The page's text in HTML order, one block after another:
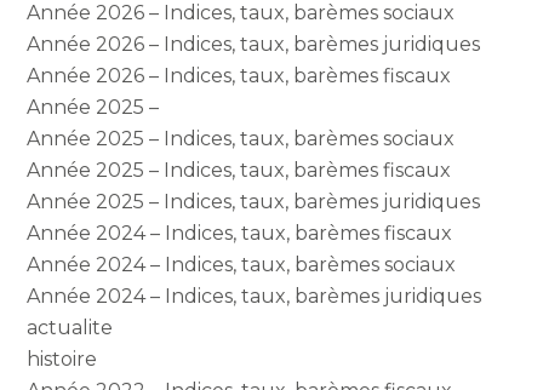
Année 2026 – Indices, taux, barèmes sociaux
Année 2026 – Indices, taux, barèmes juridiques
Année 2026 – Indices, taux, barèmes fiscaux
Année 2025 –
Année 2025 – Indices, taux, barèmes sociaux
Année 2025 – Indices, taux, barèmes fiscaux
Année 2025 – Indices, taux, barèmes juridiques
Année 2024 – Indices, taux, barèmes fiscaux
Année 2024 – Indices, taux, barèmes sociaux
Année 2024 – Indices, taux, barèmes juridiques
actualite
histoire